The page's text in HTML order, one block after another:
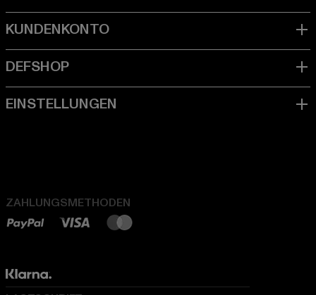
ZAHLUNGSMETHODEN